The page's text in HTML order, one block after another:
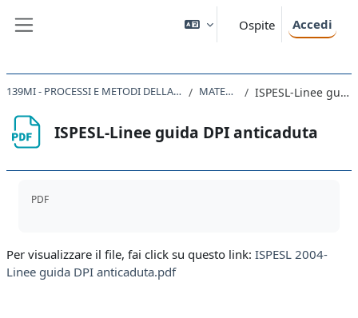
Ospite Accedi
139MI - PROCESSI E METODI DELLA PROGETTAZIONE EDILIZIA IN SICUREZZA 2020 MATERIALI UTILI ISPESL-Linee guida DPI anticaduta
ISPESL-Linee guida DPI anticaduta
PDF
Per visualizzare il file, fai click su questo link: ISPESL 2004-
Linee guida DPI anticaduta.pdf